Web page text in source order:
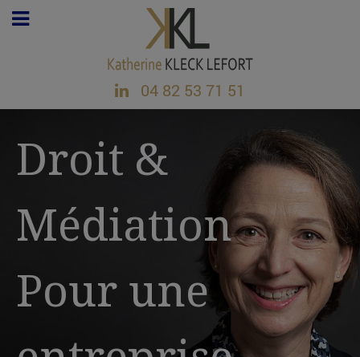
04 82 53 71 51
Droit &
Médiation
Pour une